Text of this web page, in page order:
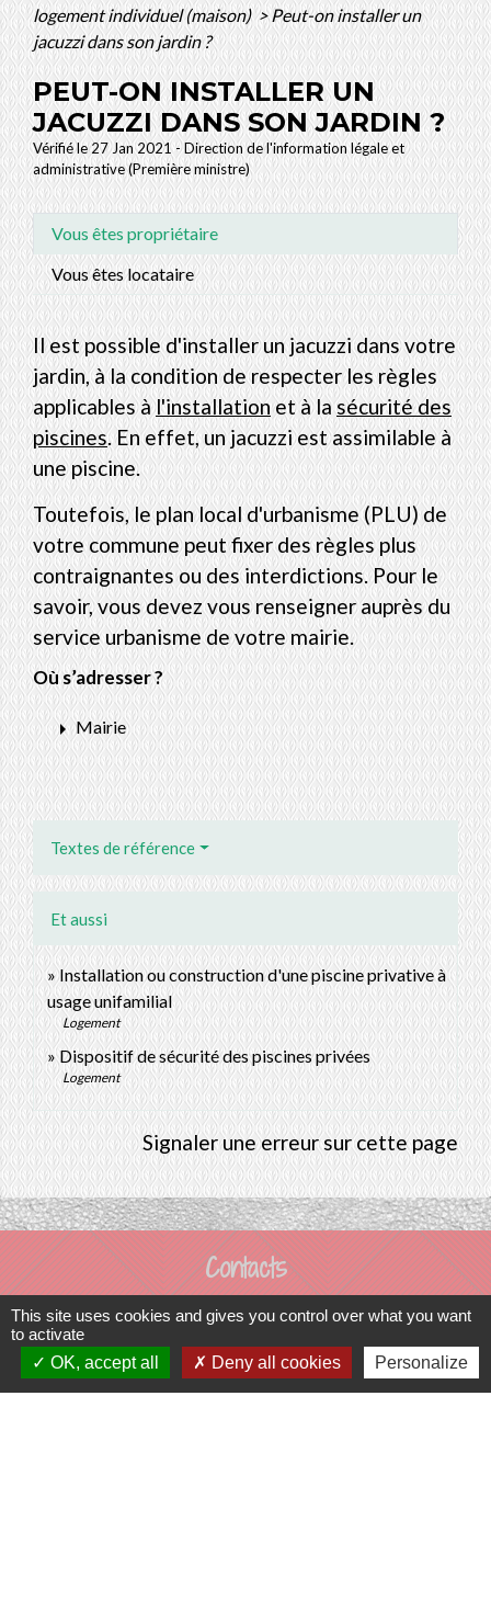
logement individuel (maison)> Peut-on installer un
jacuzzi dans son jardin ?
PEUT-ON INSTALLER UN
JACUZZI DANS SON JARDIN ?
Vérifié le 27 Jan 2021 - Direction de l'information légale et
administrative (Première ministre)
Vous êtes propriétaire
Vous êtes locataire
Il est possible d'installer un jacuzzi dans votre
jardin, à la condition de respecter les règles
applicables àl'installationet à lasécurité des
piscines. En effet, un jacuzzi est assimilable à
une piscine.
Toutefois, le plan local d'urbanisme (PLU) de
votre commune peut fixer des règles plus
contraignantes ou des interdictions. Pour le
savoir, vous devez vous renseigner auprès du
service urbanisme de votre mairie.
Où s’adresser ?
arrow_rightMairie
Textes de référence
Et aussi
Installation ou construction d'une piscine privative à
usage unifamilial
Logement
Dispositif de sécurité des piscines privées
Logement
Signaler une erreur sur cette page
Contacts
Commune de Prunay-Cassereau
41310 Prunay-Cassereau - FRANCE
+33 2 54 80 32 81
This site uses cookies and gives you control over what you want
to activate
OK, accept all
Deny all cookies Personalize